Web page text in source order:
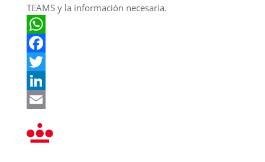
TEAMS y la información necesaria.
WhatsApp
Facebook
Twitter
LinkedIn